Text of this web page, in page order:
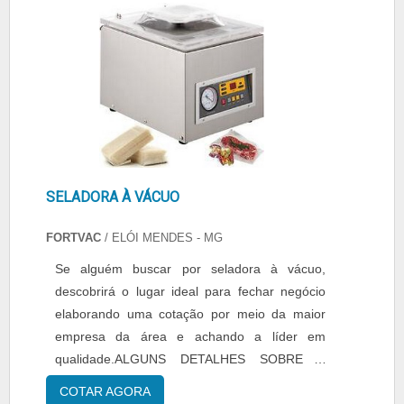
a melhor experiência de todos os clientes.
embalagem manual 30 cm para fechamento
de sacos polietileno e polip....
SELADORA À VÁCUO
FORTVAC / ELÓI MENDES - MG
Se alguém buscar por seladora à vácuo,
descobrirá o lugar ideal para fechar negócio
elaborando uma cotação por meio da maior
empresa da área e achando a líder em
qualidade.ALGUNS DETALHES SOBRE A
SELADORA À VÁCUOSe alguém pesquisar
COTAR AGORA